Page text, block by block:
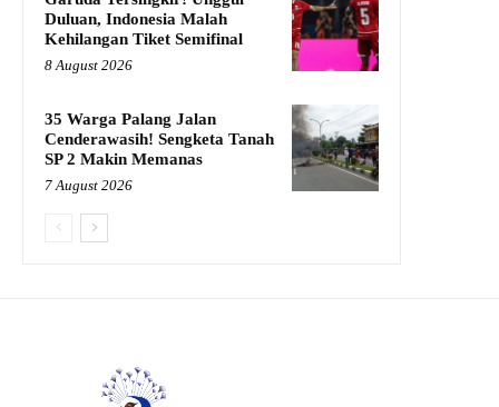
Duluan, Indonesia Malah
Kehilangan Tiket Semifinal
8 August 2026
35 Warga Palang Jalan
Cenderawasih! Sengketa Tanah
SP 2 Makin Memanas
7 August 2026